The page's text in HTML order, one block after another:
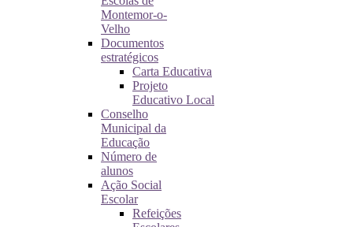
Montemor-o-
Velho
Documentos
estratégicos
Carta Educativa
Projeto
Educativo Local
Conselho
Municipal da
Educação
Número de
alunos
Ação Social
Escolar
Refeições